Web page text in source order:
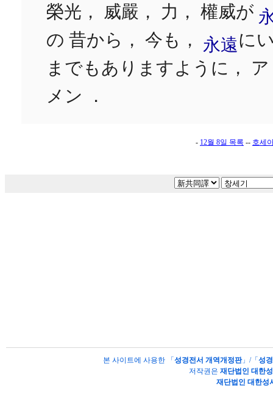
榮光， 威嚴， 力， 權威が
の 昔から， 今も， 永遠に
までもありますように，
メン ．
- 12월 8일 목록 -- 호세
본 사이트에 사용한 「 성경전서 개역개정판」/「 성
저작권은 재단법인 대한
재단법인 대한성